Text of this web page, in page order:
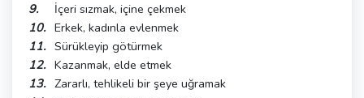
İçeri sızmak, içine çekmek
Erkek, kadınla evlenmek
Sürükleyip götürmek
Kazanmak, elde etmek
Zararlı, tehlikeli bir şeye uğramak